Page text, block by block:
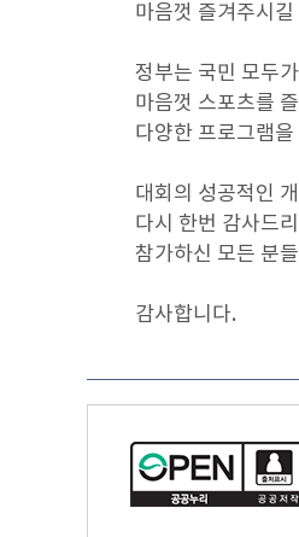
마음껏 즐겨주시
정부는 국민 모두
마음껏 스포츠를
다양한 프로그램
대회의 성공적인
다시 한번 감사드
참가하신 모든 분
감사합니다.